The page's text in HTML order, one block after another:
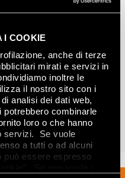
I COOKIE
anche di terze
mirati e servizi in
inoltre le
il nostro sito con i
analisi dei dati web,
potrebbero combinarle
loro o che hanno
servizi. Se vuole
a tutti o ad alcuni
può essere espresso